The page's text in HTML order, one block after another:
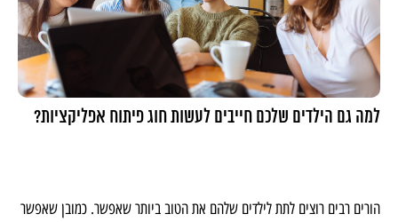
למה גם הילדים שלכם חייבים לעשות חוג פיתוח אפליקציות?
הורים רבים רוצים לתת לילדים שלהם את הטוב ביותר שאפשר. כמובן שאפשר